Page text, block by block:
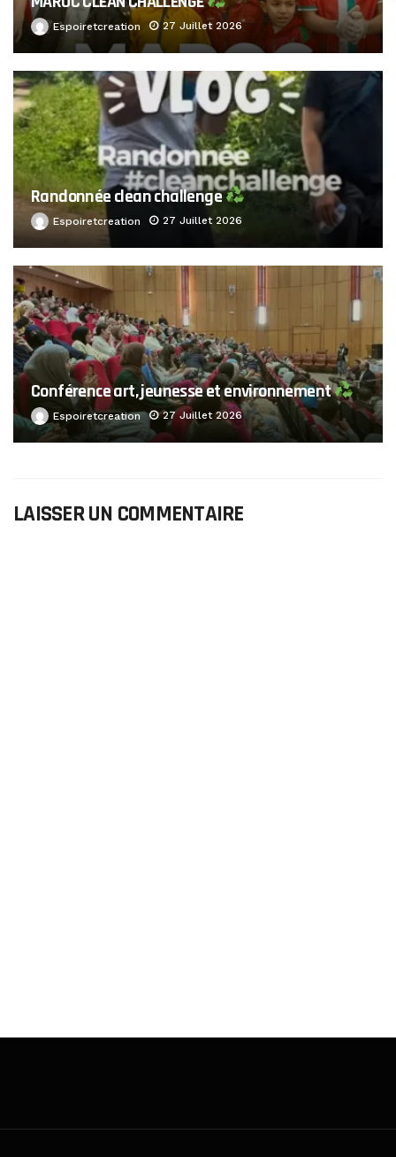
Espoiretcreation 27 Juillet 2026
Randonnée clean challenge
Espoiretcreation 27 Juillet 2026
Conférence art, jeunesse et environnement
Espoiretcreation 27 Juillet 2026
LAISSER UN COMMENTAIRE